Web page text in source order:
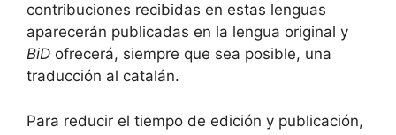
contribuciones recibidas en estas lenguas
aparecerán publicadas en la lengua original y
BiD ofrecerá, siempre que sea posible, una
traducción al catalán.
Para reducir el tiempo de edición y publicación,